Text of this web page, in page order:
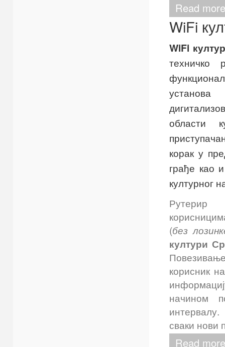
Read
WiFi
WiFi
техничко
области
корак у
грађе као
културног
корисницим
(без
култури
корисник
начином
сваки нови
Read